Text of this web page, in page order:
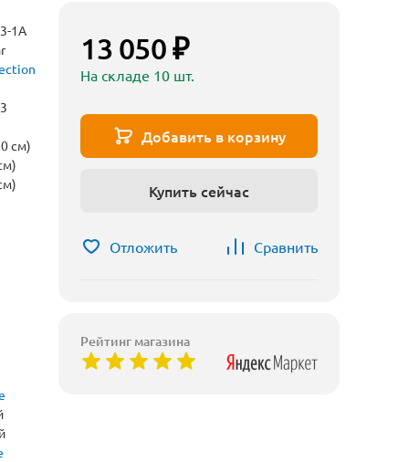
1A
см)
13 050 ₽
На складе 10 шт.
Добавить в корзину
Купить сейчас
Отложить Сравнить
Рейтинг магазина